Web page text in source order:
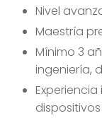
Nivel
Maestría
Mínimo 3
ingeniería,